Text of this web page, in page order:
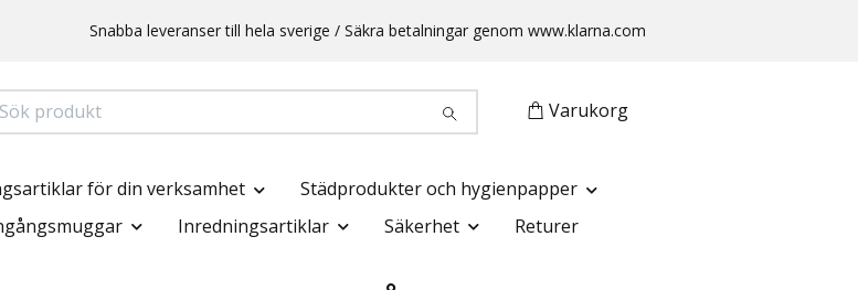
Snabba leveranser till hela sverige / Säkra betalningar genom www.klarna.com
Varukorg
för din verksamhet
Städprodukter och hygienpapper
Inredningsartiklar Säkerhet Returer